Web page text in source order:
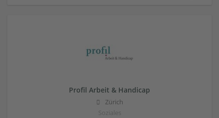
Profil Arbeit & Handicap
Zürich
Soziales